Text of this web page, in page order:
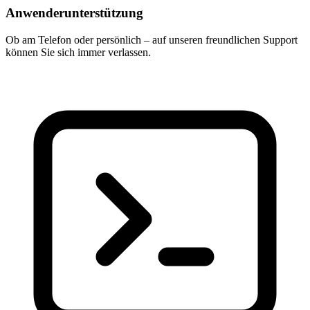
Anwenderunterstützung
Ob am Telefon oder persönlich – auf unseren freundlichen Support
können Sie sich immer verlassen.